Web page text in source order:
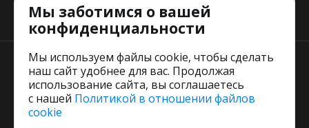
Тарифы
Пользовательское соглашение
Мы заботимся о вашей
конфиденциальности
Мы используем файлы cookie, чтобы сделать
наш сайт удобнее для вас. Продолжая
использование сайта, вы соглашаетесь
с нашей Политикой в отношении файлов
cookie